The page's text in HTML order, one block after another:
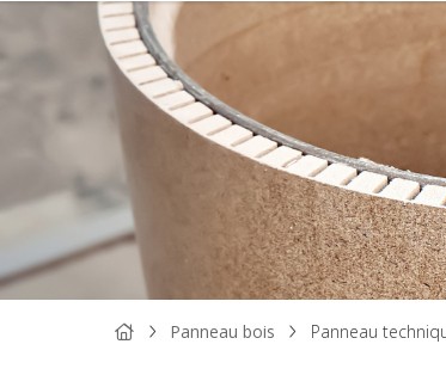
Panneau bois Panneau